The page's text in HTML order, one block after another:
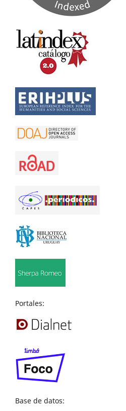
Portales:
Base de datos: